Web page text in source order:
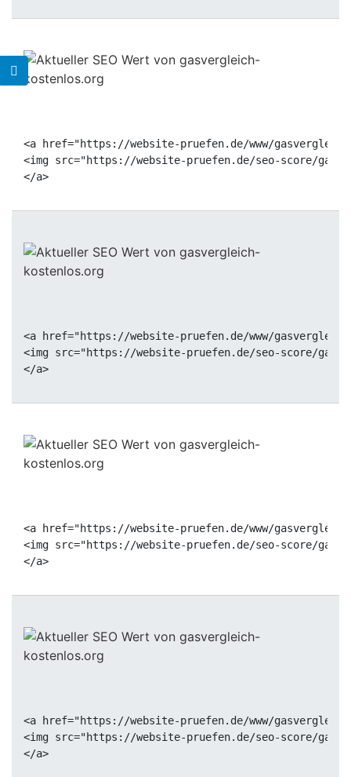
<a href="https://website-pruefen.de/www/
<img src="https://website-pruefen.de/seo-score/
<a href="https://website-pruefen.de/www/
<img src="https://website-pruefen.de/seo-score/
<a href="https://website-pruefen.de/www/
<img src="https://website-pruefen.de/seo-score/
<a href="https://website-pruefen.de/www/
<img src="https://website-pruefen.de/seo-score/